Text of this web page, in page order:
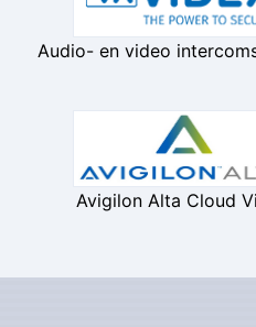
Audio- en video
Avigilon Alta Cloud